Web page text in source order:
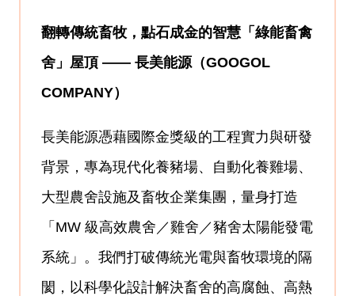
翻轉傳統畜牧，點石成金的智慧「綠能畜禽
舍」屋頂 —— 長美能源（GOOGOL
COMPANY）
長美能源憑藉國際金獎級的工程實力與研發
背景，專為現代化養豬場、自動化養雞場、
大型農舍設施及畜牧企業集團，量身打造
「MW 級高效農舍／雞舍／豬舍太陽能發電
系統」。我們打破傳統光電與畜牧環境的隔
閡，以科學化設計解決畜舍的高腐蝕、高熱